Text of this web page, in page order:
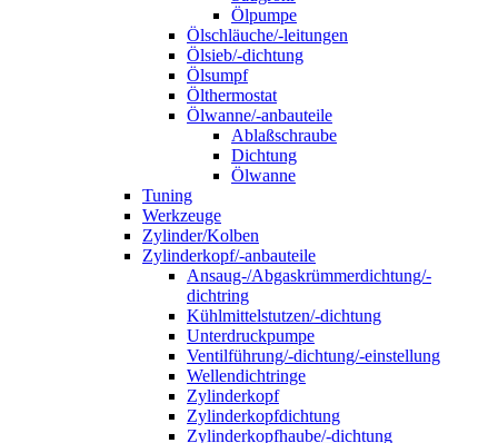
Ölpumpe
Ölschläuche/-leitungen
Ölsieb/-dichtung
Ölsumpf
Ölthermostat
Ölwanne/-anbauteile
Ablaßschraube
Dichtung
Ölwanne
Tuning
Werkzeuge
Zylinder/Kolben
Zylinderkopf/-anbauteile
Ansaug-/Abgaskrümmerdichtung/-
dichtring
Kühlmittelstutzen/-dichtung
Unterdruckpumpe
Ventilführung/-dichtung/-einstellung
Wellendichtringe
Zylinderkopf
Zylinderkopfdichtung
Zylinderkopfhaube/-dichtung